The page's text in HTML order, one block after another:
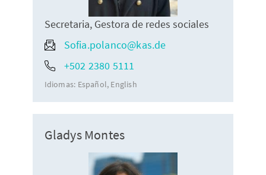
Secretaria, Gestora de redes sociales
Sofia.polanco@kas.de
+502 2380 5111
Idiomas: Español English
Gladys Montes